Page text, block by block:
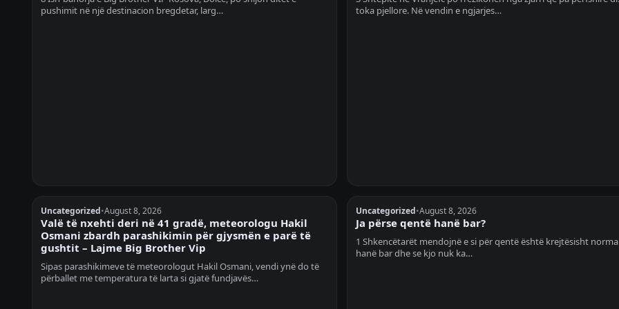
pushimit në një destinacion bregdetar, larg…
toka pjellore. Në vendin e ngjarjes…
Uncategorized•August 8, 2026
Valë të nxehti deri në 41 gradë, meteorologu Hakil
Osmani zbardh parashikimin për gjysmën e parë të
gushtit – Lajme Big Brother Vip
Sipas parashikimeve të meteorologut Hakil Osmani, vendi ynë do të
përballet me temperatura të larta si gjatë fundjavës…
Uncategorized•August 8, 2026
Ja përse qentë hanë bar?
1 Shkencëtarët mendojnë e si për qentë është krejtësisht
hanë bar dhe se kjo nuk ka…